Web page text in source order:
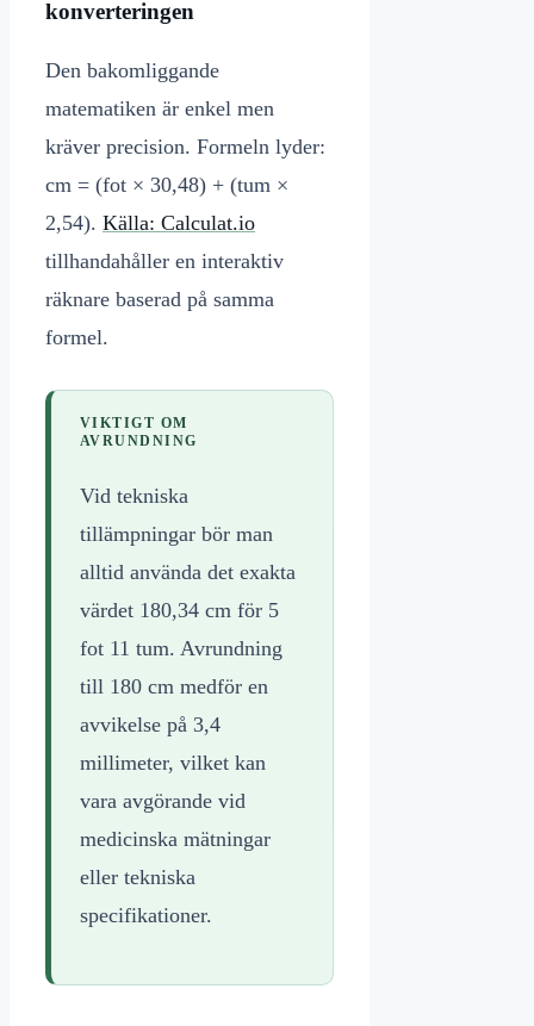
konverteringen
Den bakomliggande
matematiken är enkel men
kräver precision. Formeln lyder:
cm = (fot × 30,48) + (tum ×
2,54). Källa: Calculat.io
tillhandahåller en interaktiv
räknare baserad på samma
formel.
VIKTIGT OM
AVRUNDNING
Vid tekniska
tillämpningar bör man
alltid använda det exakta
värdet 180,34 cm för 5
fot 11 tum. Avrundning
till 180 cm medför en
avvikelse på 3,4
millimeter, vilket kan
vara avgörande vid
medicinska mätningar
eller tekniska
specifikationer.